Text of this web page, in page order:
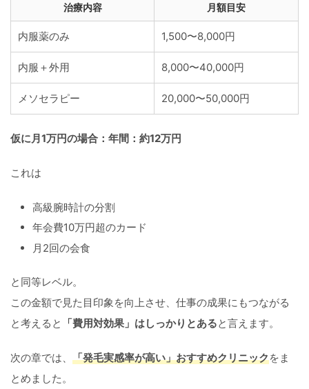
治療内容 月額目安
内服薬のみ 1,500〜8,000円
内服＋外用 8,000〜40,000円
メソセラピー 20,000〜50,000円
仮に月1万円の場合：年間：約12万円
これは
高級腕時計の分割
年会費10万円超のカード
月2回の会食
と同等レベル。
この金額で見た目印象を向上させ、仕事の成果にもつながる
と考えると
「費用対効果」はしっかりとあると言えます。
次の章では、 「発毛実感率が高い」おすすめクリニックをま
とめました。